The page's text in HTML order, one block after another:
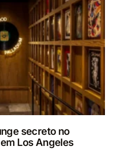
secreto no
Los Angeles